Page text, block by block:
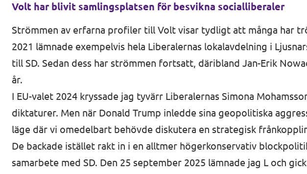
Volt har blivit samlingsplatsen för besvikna socialliberaler
Strömmen av erfarna profiler till Volt visar tydligt att många har
2021 lämnade exempelvis hela Liberalernas lokalavdelning i
till SD. Sedan dess har strömmen fortsatt, däribland Jan-Erik
år.
I EU-valet 2024 kryssade jag tyvärr Liberalernas Simona
diktaturer. Men när Donald Trump inledde sina geopolitiska
läge där vi omedelbart behövde diskutera en strategisk
De backade istället rakt in i en alltmer högerkonservativ
samarbete med SD. Den 25 september 2025 lämnade jag L och